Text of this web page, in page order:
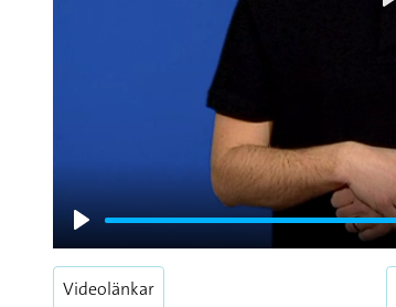
Play
Videolänkar